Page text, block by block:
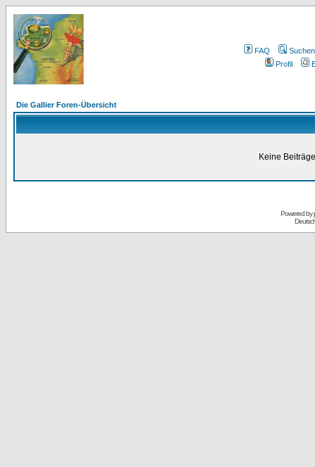
FAQ
Suchen
Profil
Die Gallier Foren-Übersicht
Keine
Powered by